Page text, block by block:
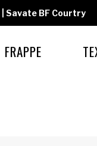
Savate BF Courtry
FRAPPE